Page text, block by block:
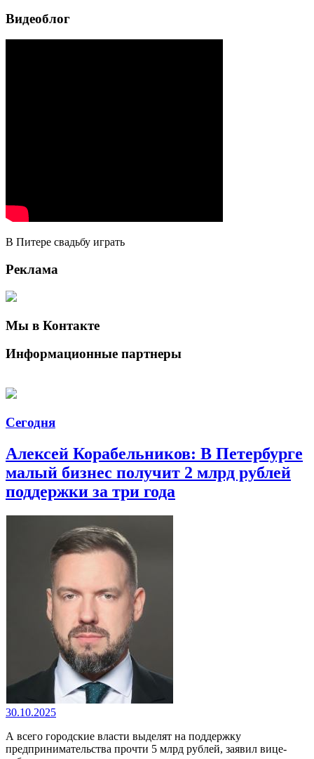
Видеоблог
В Питере свадьбу играть
Реклама
Мы в Контакте
Информационные партнеры
Сегодня
Алексей Корабельников: В Петербурге
малый бизнес получит 2 млрд рублей
поддержки за три года
30.10.2025
А всего городские власти выделят на поддержку
предпринимательства прочти 5 млрд рублей, заявил вице-